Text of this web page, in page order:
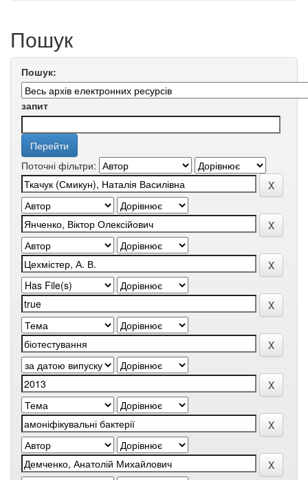
Пошук
Пошук:
запит
Поточні фільтри: